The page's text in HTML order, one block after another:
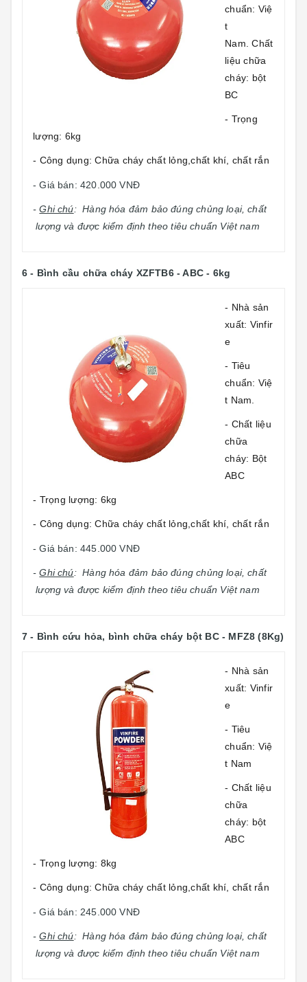
chuẩn: Việ
t
Nam. Chất
liệu chữa
cháy: bột
BC
- Trọng
lượng: 6kg
- Công dụng: Chữa cháy chất lỏng,chất khí, chất rắn
- Giá bán: 420.000 VNĐ
-Ghi chú: Hàng hóa đảm bảo đúng chủng loại, chất
lượng và được kiểm định theo tiêu chuẩn Việt nam
6 - Bình cầu chữa cháy XZFTB6 - ABC - 6kg
- Nhà sản
xuất: Vinfir
e
- Tiêu
chuẩn: Việ
t Nam.
- Chất liệu
chữa
cháy: Bột
ABC
- Trọng lượng: 6kg
- Công dụng: Chữa cháy chất lỏng,chất khí, chất rắn
- Giá bán: 445.000 VNĐ
-Ghi chú: Hàng hóa đảm bảo đúng chủng loại, chất
lượng và được kiểm định theo tiêu chuẩn Việt nam
7 - Bình cứu hỏa, bình chữa cháy bột BC - MFZ8 (8Kg)
- Nhà sản
xuất: Vinfir
e
- Tiêu
chuẩn: Việ
t Nam
- Chất liệu
chữa
cháy: bột
ABC
- Trọng lượng: 8kg
- Công dụng: Chữa cháy chất lỏng,chất khí, chất rắn
- Giá bán: 245.000 VNĐ
-Ghi chú: Hàng hóa đảm bảo đúng chủng loại, chất
lượng và được kiểm định theo tiêu chuẩn Việt nam